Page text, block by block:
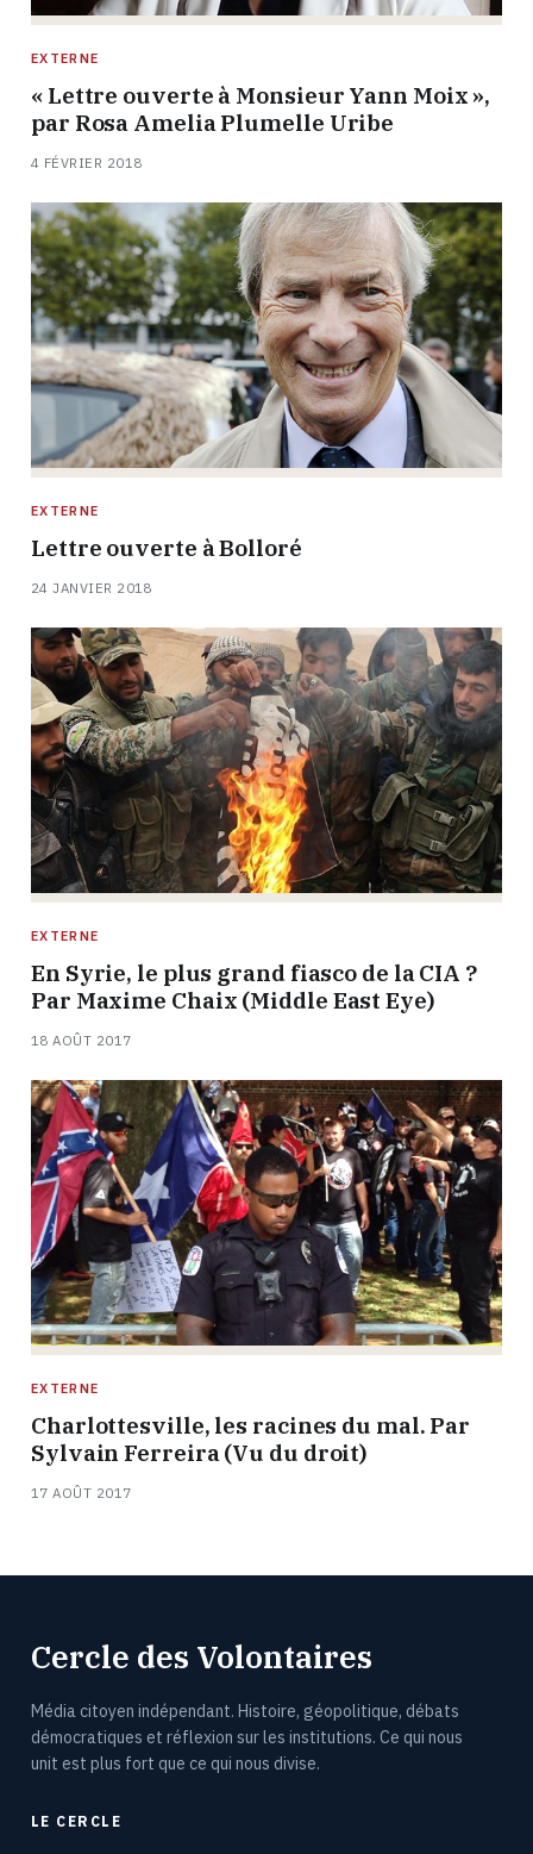
EXTERNE
« Lettre ouverte à Monsieur Yann Moix »,
par Rosa Amelia Plumelle Uribe
4 FÉVRIER 2018
EXTERNE
Lettre ouverte à Bolloré
24 JANVIER 2018
EXTERNE
En Syrie, le plus grand fiasco de la CIA ?
Par Maxime Chaix (Middle East Eye)
18 AOÛT 2017
EXTERNE
Charlottesville, les racines du mal. Par
Sylvain Ferreira (Vu du droit)
17 AOÛT 2017
Cercle des Volontaires
Média citoyen indépendant. Histoire, géopolitique, débats
démocratiques et réflexion sur les institutions. Ce qui nous
unit est plus fort que ce qui nous divise.
LE CERCLE